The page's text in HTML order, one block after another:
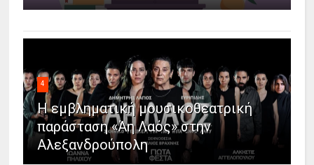
4
Η εμβληματική μουσικοθεατρική
παράσταση «Άη Λαός» στην
Αλεξανδρούπολη